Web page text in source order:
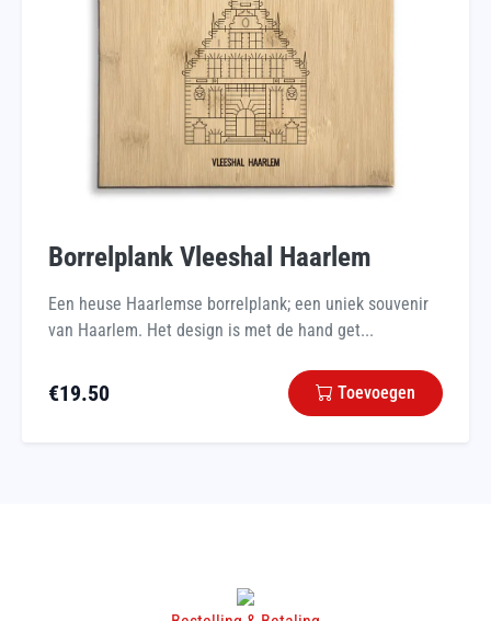
Borrelplank Vleeshal Haarlem
Een heuse Haarlemse borrelplank; een uniek souvenir
van Haarlem. Het design is met de hand get...
€19.50 Toevoegen